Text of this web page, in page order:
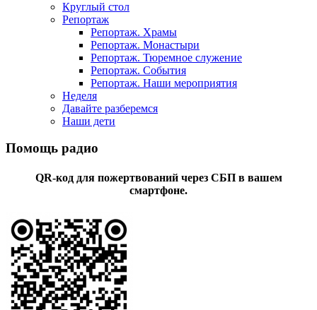
Круглый стол
Репортаж
Репортаж. Храмы
Репортаж. Монастыри
Репортаж. Тюремное служение
Репортаж. События
Репортаж. Наши мероприятия
Неделя
Давайте разберемся
Наши дети
Помощь радио
QR-код для пожертвований через СБП в вашем
смартфоне.